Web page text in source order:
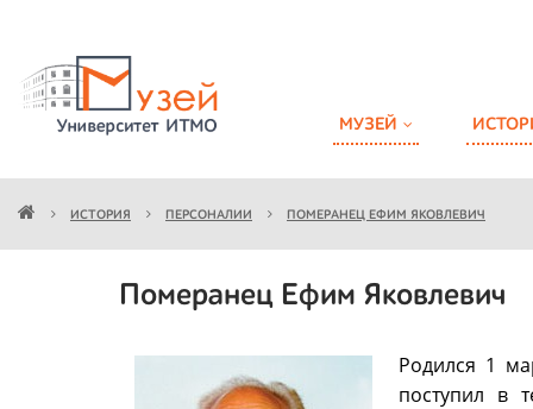
МУЗЕЙ
ИСТОРИЯ ПЕРСОНАЛИИ ПОМЕРАНЕЦ ЕФИМ ЯКОВЛЕВИЧ
Померанец Ефим Яковлевич
Родился 1
поступил в